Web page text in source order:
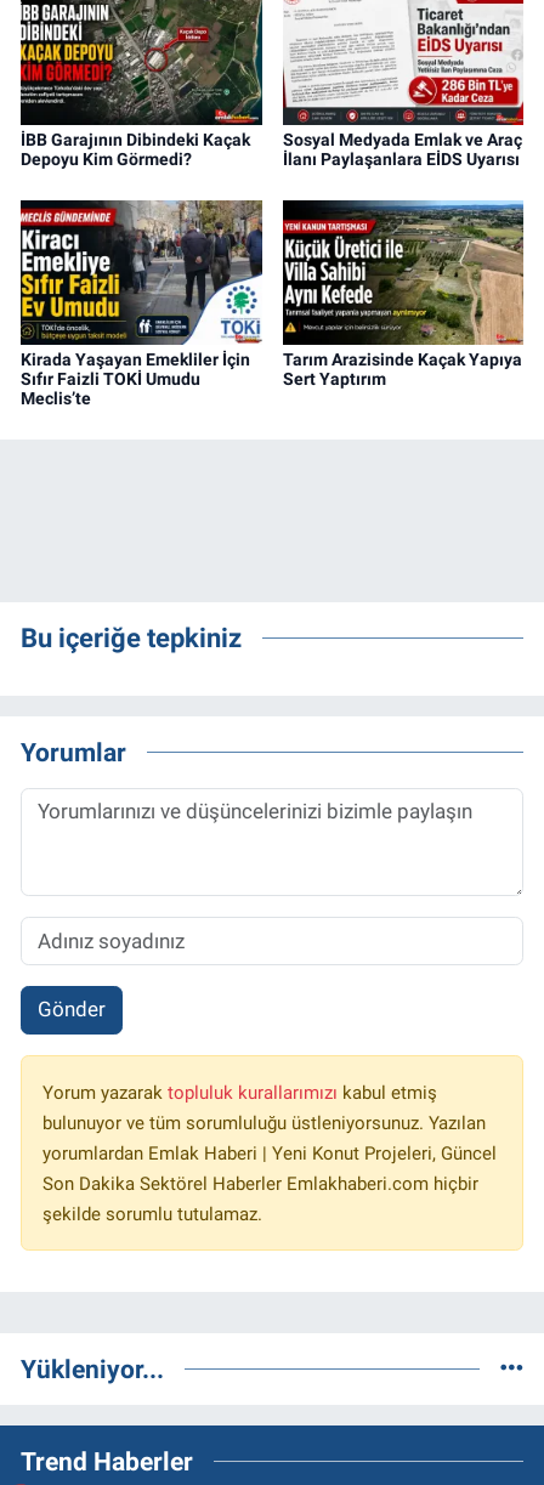
İBB Garajının Dibindeki Kaçak
Depoyu Kim Görmedi?
Sosyal Medyada Emlak ve Araç
İlanı Paylaşanlara EİDS Uyarısı
Kirada Yaşayan Emekliler İçin
Sıfır Faizli TOKİ Umudu
Meclis’te
Tarım Arazisinde Kaçak Yapıya
Sert Yaptırım
Bu içeriğe tepkiniz
Yorumlar
Gönder
Yorum yazarak topluluk kurallarımızı kabul etmiş
bulunuyor ve tüm sorumluluğu üstleniyorsunuz. Yazılan
yorumlardan Emlak Haberi | Yeni Konut Projeleri, Güncel
Son Dakika Sektörel Haberler Emlakhaberi.com hiçbir
şekilde sorumlu tutulamaz.
Yükleniyor...
Trend Haberler